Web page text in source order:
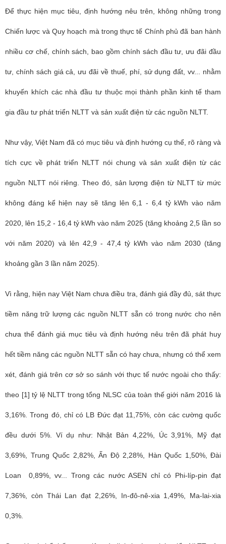
Để thực hiện mục tiêu, định hướng nêu trên, không những trong
Chiến lược và Quy hoạch mà trong thực tế Chính phủ đã ban hành
nhiều cơ chế, chính sách, bao gồm chính sách đầu tư, ưu đãi đầu
tư, chính sách giá cả, ưu đãi về thuế, phí, sử dụng đất, vv... nhằm
khuyến khích các nhà đầu tư thuộc mọi thành phần kinh tế tham
gia đầu tư phát triển NLTT và sản xuất điện từ các nguồn NLTT.
Như vậy, Việt Nam đã có mục tiêu và định hướng cụ thể, rõ ràng và
tích cực về phát triển NLTT nói chung và sản xuất điện từ các
nguồn NLTT nói riêng. Theo đó, sản lượng điện từ NLTT từ mức
không đáng kể hiện nay sẽ tăng lên 6,1 - 6,4 tỷ kWh vào năm
2020, lên 15,2 - 16,4 tỷ kWh vào năm 2025 (tăng khoảng 2,5 lần so
với năm 2020) và lên 42,9 - 47,4 tỷ kWh vào năm 2030 (tăng
khoảng gần 3 lần năm 2025).
Vì rằng, hiện nay Việt Nam chưa điều tra, đánh giá đầy đủ, sát thực
tiềm năng trữ lượng các nguồn NLTT sẵn có trong nước cho nên
chưa thể đánh giá mục tiêu và định hướng nêu trên đã phát huy
hết tiềm năng các nguồn NLTT sẵn có hay chưa, nhưng có thể xem
xét, đánh giá trên cơ sở so sánh với thực tế nước ngoài cho thấy:
theo [1] tỷ lệ NLTT trong tổng NLSC của toàn thế giới năm 2016 là
3,16%. Trong đó, chỉ có LB Đức đạt 11,75%, còn các cường quốc
đều dưới 5%. Ví dụ như: Nhật Bản 4,22%, Úc 3,91%, Mỹ đạt
3,69%, Trung Quốc 2,82%, Ấn Độ 2,28%, Hàn Quốc 1,50%, Đài
Loan 0,89%, vv... Trong các nước ASEN chỉ có Phi-líp-pin đạt
7,36%, còn Thái Lan đạt 2,26%, In-đô-nê-xia 1,49%, Ma-lai-xia
0,3%.